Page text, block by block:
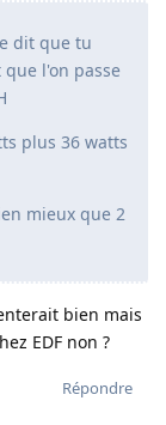
dit que tu
l'on passe
plus 36 watts
mieux que 2
bien mais
EDF non ?
Répondre